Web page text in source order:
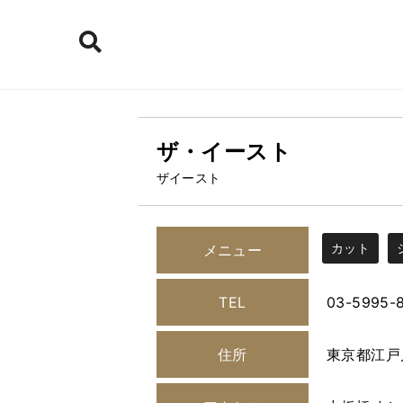
ザ・イースト
ザイースト
メニュー カット
TEL 03-5995-
住所 東京都江